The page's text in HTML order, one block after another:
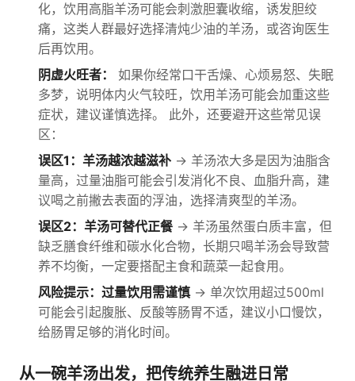
化，饮用高脂羊汤可能会刺激胆囊收缩，诱发胆绞
痛，这类人群最好选择清炖少油的羊汤，或咨询医生
后再饮用。
阴虚火旺者：
如果你经常口干舌燥、心烦易怒、失眠
多梦，说明体内火气较旺，饮用羊汤可能会加重这些
症状，建议谨慎选择。 此外，还要避开这些常见误
区：
误区1：羊汤越浓越滋补 → 羊汤浓大多是因为油脂含
量高，过量油脂可能会引发消化不良、血脂升高，建
议喝之前撇去表面的浮油，选择清爽型的羊汤。
误区2：羊汤可替代正餐 → 羊汤虽然蛋白质丰富，但
缺乏膳食纤维和碳水化合物，长期只喝羊汤会导致营
养不均衡，一定要搭配主食和蔬菜一起食用。
风险提示：过量饮用需谨慎→ 单次饮用超过500ml
可能会引起腹胀、反酸等肠胃不适，建议小口慢饮，
给肠胃足够的消化时间。
从一碗羊汤出发，把传统养生融进日常